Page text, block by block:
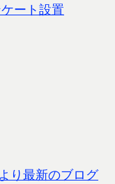
ート設置
より最新のブログ